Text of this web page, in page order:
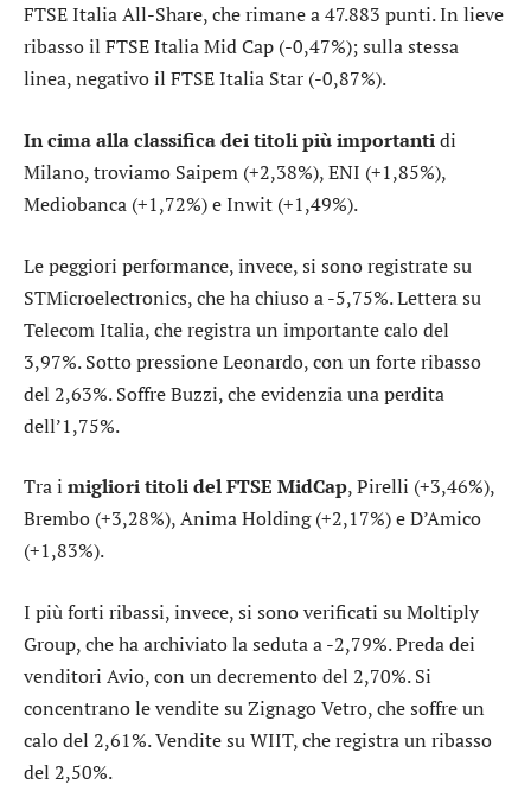
FTSE Italia All-Share, che rimane a 47.883 punti. In lieve
ribasso il FTSE Italia Mid Cap (-0,47%); sulla stessa
linea, negativo il FTSE Italia Star (-0,87%).
In cima alla classifica dei titoli più importantidi
Milano, troviamo Saipem (+2,38%),ENI (+1,85%),
Mediobanca (+1,72%) eInwit (+1,49%).
Le peggiori performance, invece, si sono registrate su
STMicroelectronics, che ha chiuso a -5,75%. Lettera su
Telecom Italia, che registra un importante calo del
3,97%. Sotto pressioneLeonardo, con un forte ribasso
del 2,63%. SoffreBuzzi, che evidenzia una perdita
dell’1,75%.
Tra i migliori titoli del FTSE MidCap,Pirelli (+3,46%),
Brembo (+3,28%),Anima Holding(+2,17%) eD’Amico
(+1,83%).
I più forti ribassi, invece, si sono verificati suMoltiply
Group, che ha archiviato la seduta a -2,79%. Preda dei
venditori Avio, con un decremento del 2,70%. Si
concentrano le vendite suZignago Vetro, che soffre un
calo del 2,61%. Vendite suWIIT, che registra un ribasso
del 2,50%.